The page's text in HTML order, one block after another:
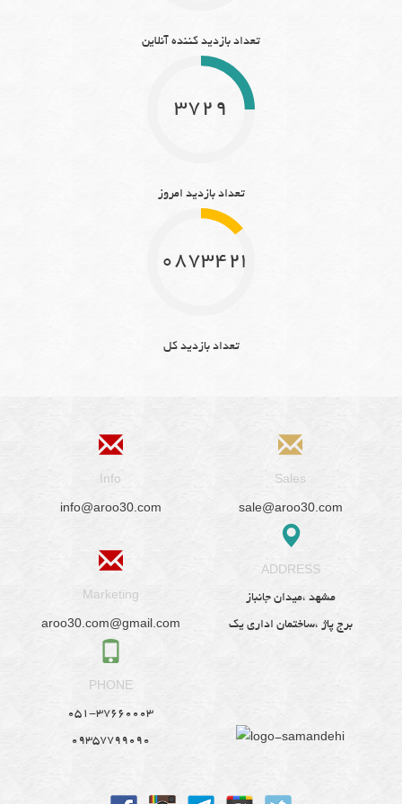
تعداد بازدید کننده آنلاین
3729
تعداد بازدید امروز
10873423
تعداد بازدید کل
Info
info@aroo30.com
Sales
sale@aroo30.com
Marketing
aroo30.com@gmail.com
ADDRESS
مشهد ،میدان جانباز
برج پاژ ،ساختمان اداری یک
PHONE
051-37660003
09357799090